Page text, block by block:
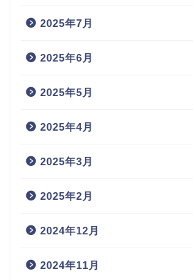
2025年7月
2025年6月
2025年5月
2025年4月
2025年3月
2025年2月
2024年12月
2024年11月